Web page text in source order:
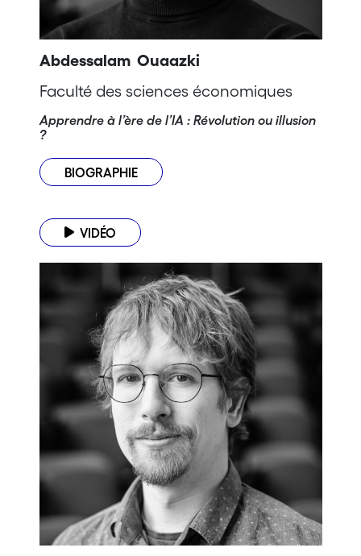
Abdessalam Ouaazki
Faculté des sciences économiques
Apprendre à l’ère de l’IA : Révolution ou illusion
?
BIOGRAPHIE
VIDÉO